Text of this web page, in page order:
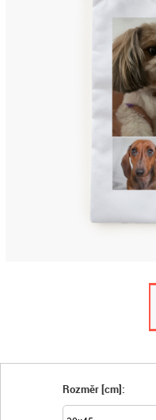
Rozměr [cm]: